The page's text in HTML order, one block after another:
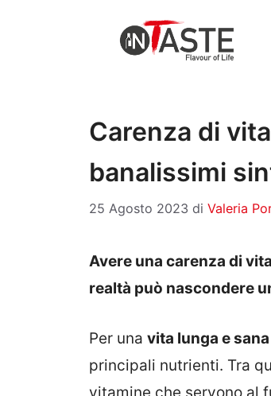
Carenza di
banalissimi
25 Agosto 2023 di Valeria
Avere una carenza di
realtà può nascondere
Per una vita lunga e sana
principali nutrienti. Tra
vitamine che servono al